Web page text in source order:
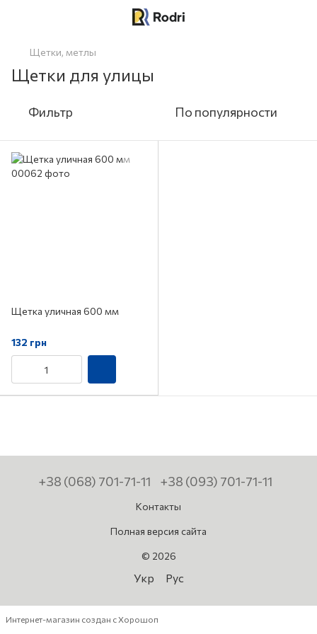
Щетки, метлы
Щетки для улицы
Фильтр По популярности
Щетка уличная 600 мм
132 грн
+38 (068) 701-71-11 +38 (093) 701-71-11
Контакты
Полная версия сайта
© 2026
Укр Рус
Интернет-магазин создан с Хорошоп